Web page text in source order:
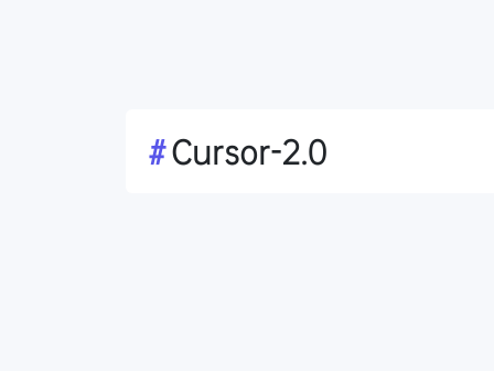
#Cursor-2.0